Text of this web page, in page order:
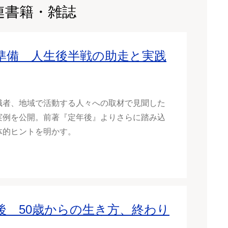
書籍・雑誌
備 人生後半戦の助走と実践
者、地域で活動する人々への取材で見聞した
例を公開。前著『定年後』よりさらに踏み込
ヒントを明かす。
50歳からの生き方、終わり